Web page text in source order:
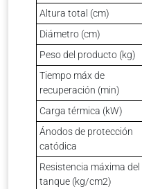
Altura total (cm)
Diámetro (cm)
Peso del producto (kg)
Tiempo máx de
recuperación (min)
Carga térmica (kW)
Ánodos de protección
catódica
Resistencia máxima del
tanque (kg/cm2)